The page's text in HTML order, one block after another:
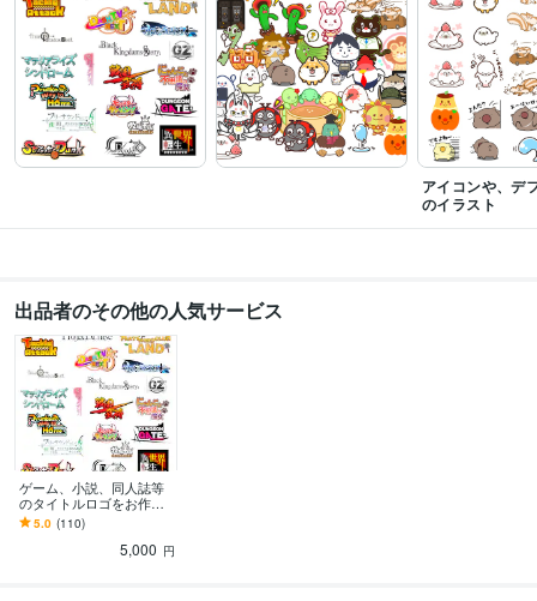
アイコンや、デ
のイラスト
出品者のその他の人気サービス
ゲーム、小説、同人誌等
のタイトルロゴをお作り
します 現役デザイナーが
タイトルロゴ等を安く作
5.0 (110)
5,000 円